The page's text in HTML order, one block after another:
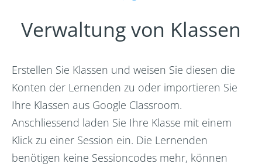
Verwaltung von Klassen
Erstellen Sie Klassen und weisen Sie diesen die
Konten der Lernenden zu oder importieren Sie
Ihre Klassen aus Google Classroom.
Anschliessend laden Sie Ihre Klasse mit einem
Klick zu einer Session ein. Die Lernenden
benötigen keine Sessioncodes mehr, können